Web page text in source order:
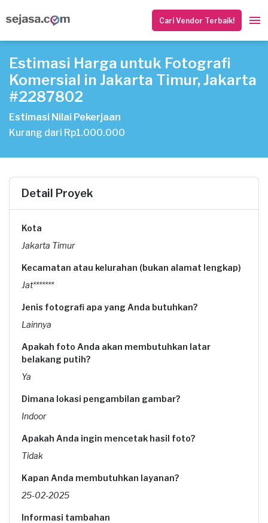
Cari Vendor Terbaik!
Estimasi Harga untuk Fotografi
Komersial in Jakarta Timur, Jakarta
#2287802
Estimasi Nilai Pekerjaan
Kurang dari Rp1.000.000
Detail Proyek
Kota
Jakarta Timur
Kecamatan atau kelurahan (bukan alamat lengkap)
Jat*******
Jenis fotografi apa yang Anda butuhkan?
Lainnya
Apakah foto Anda akan membutuhkan latar
belakang putih?
Ya
Dimana lokasi pengambilan gambar?
Indoor
Apakah Anda ingin mencetak hasil foto?
Tidak
Kapan Anda membutuhkan layanan?
25-02-2025
Informasi tambahan